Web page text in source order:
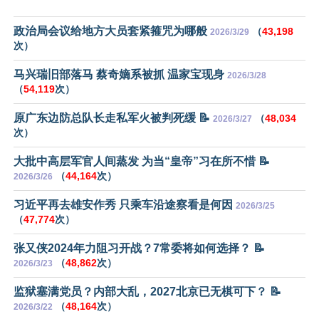
政治局会议给地方大员套紧箍咒为哪般 2026/3/29 （43,198
次）
马兴瑞旧部落马 蔡奇嫡系被抓 温家宝现身 2026/3/28
（54,119次）
原广东边防总队长走私军火被判死缓 📝 2026/3/27 （48,034
次）
大批中高层军官人间蒸发 为当“皇帝”习在所不惜 📝
2026/3/26 （44,164次）
习近平再去雄安作秀 只乘车沿途察看是何因 2026/3/25
（47,774次）
张又侠2024年力阻习开战？7常委将如何选择？ 📝
2026/3/23 （48,862次）
监狱塞满党员？内部大乱，2027北京已无棋可下？ 📝
2026/3/22 （48,164次）